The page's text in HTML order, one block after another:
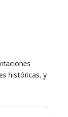
históricas, y